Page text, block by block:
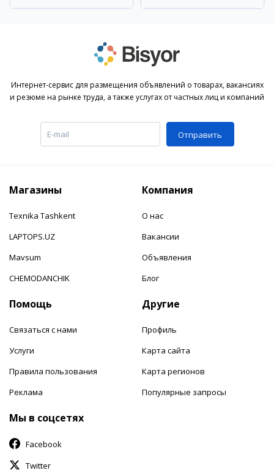
Интернет-сервис для размещения объявлений о товарах, вакансиях
и резюме на рынке труда, а также услугах от частных лиц и компаний
Отправить
Магазины
Texnika Tashkent
LAPTOPS.UZ
Mavsum
CHEMODANCHIK
Компания
О нас
Вакансии
Объявления
Блог
Помощь
Связаться с нами
Услуги
Правила пользования
Реклама
Другие
Профиль
Карта сайта
Карта регионов
Популярные запросы
Мы в соцсетях
Facebook
Twitter